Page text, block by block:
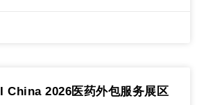
China 2026医药外包服务展区